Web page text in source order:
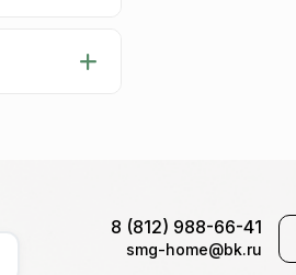
8 (812) 988-66-41
smg-home@bk.ru